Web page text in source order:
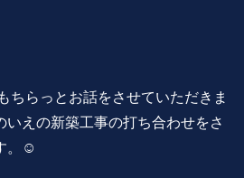
ちらっとお話をさせていただきま
いえの新築工事の打ち合わせをさ
。☺️